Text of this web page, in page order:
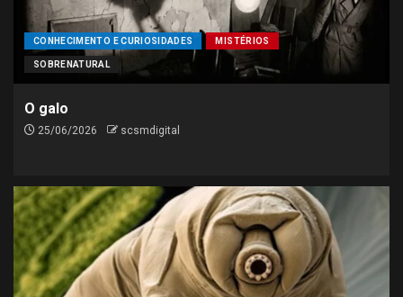
CONHECIMENTO E CURIOSIDADES MISTÉRIOS
SOBRENATURAL
O galo
25/06/2026 scsmdigital